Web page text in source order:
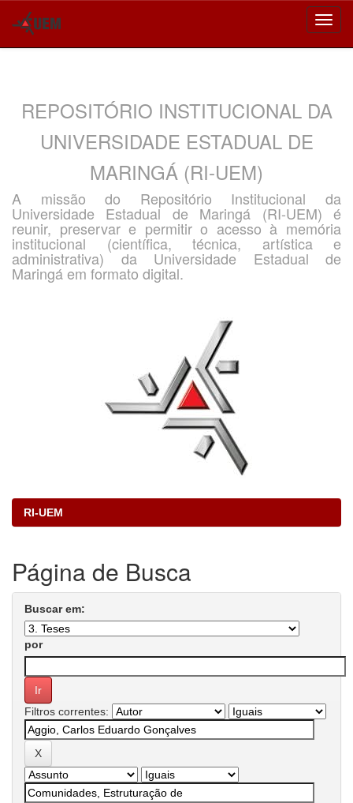
REPOSITÓRIO INSTITUCIONAL DA
UNIVERSIDADE ESTADUAL DE
MARINGÁ (RI-UEM)
A missão do Repositório Institucional da
Universidade Estadual de Maringá (RI-UEM) é
reunir, preservar e permitir o acesso à memória
institucional (científica, técnica, artística e
administrativa) da Universidade Estadual de
Maringá em formato digital.
RI-UEM
Página de Busca
Buscar em:
por
Filtros correntes: